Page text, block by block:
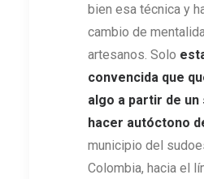
bien esa técnica y
cambio de
artesanos. Solo
convencida que
algo a partir de un
hacer autóctono
municipio del
Colombia, hacia el